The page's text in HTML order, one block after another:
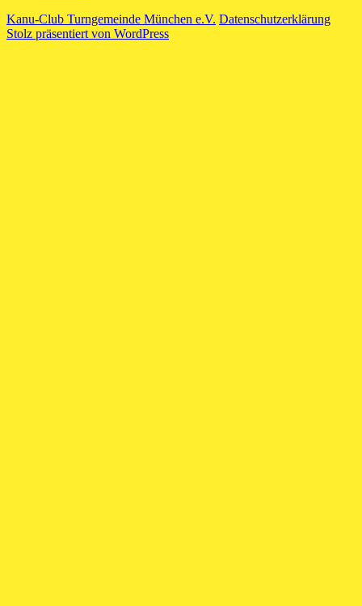
Kanu-Club Turngemeinde München e.V. Datenschutzerklärung
Stolz präsentiert von WordPress